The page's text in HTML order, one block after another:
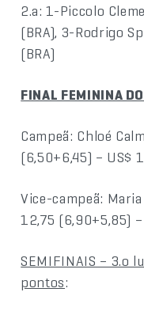
2.a: 1-Piccolo
(BRA), 3-Rodrigo
(BRA)
FINAL FEMININA
Campeã: Chloé
(6,50+6,45) – US$
Vice-campeã:
12,75 (6,90+5,85)
SEMIFINAIS – 3.o
pontos: